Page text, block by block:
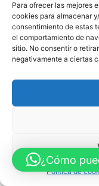
Para ofrecer las mejores
cookies para almacenar
consentimiento de estas
el comportamiento de
sitio. No consentir o
negativamente a ciertas
Política de
¿Cómo